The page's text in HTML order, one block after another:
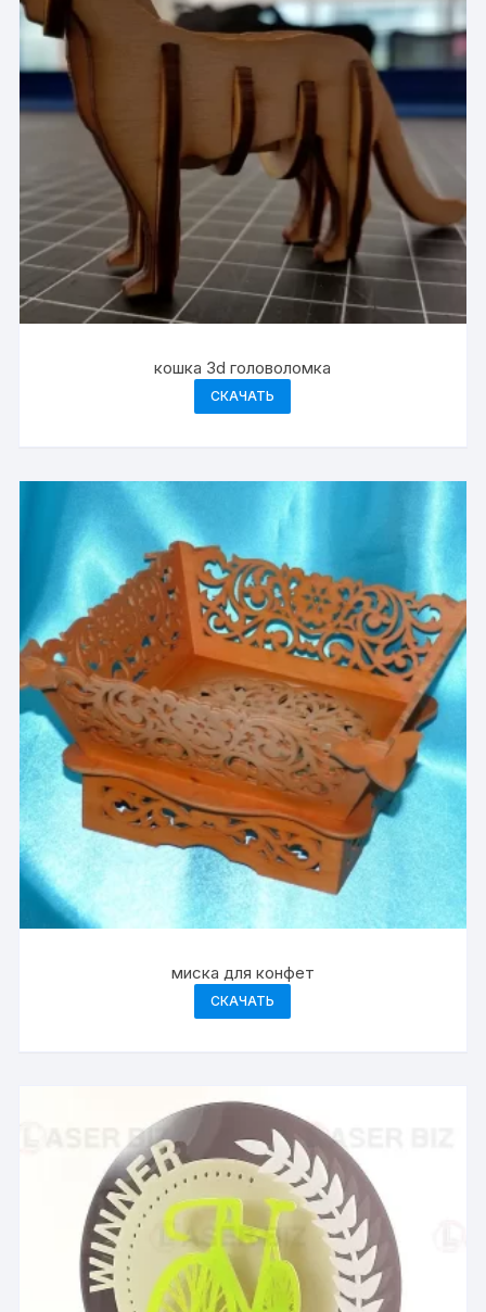
кошка 3d головоломка
СКАЧАТЬ
миска для конфет
СКАЧАТЬ